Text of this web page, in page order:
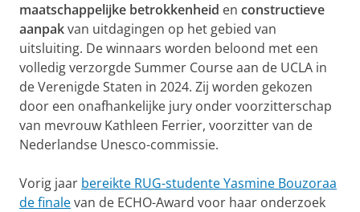
maatschappelijke betrokkenheid en constructieve
aanpakvan uitdagingen op het gebied van
uitsluiting. De winnaars worden beloond met een
volledig verzorgde Summer Course aan de UCLA in
de Verenigde Staten in 2024. Zij worden gekozen
door een onafhankelijke jury onder voorzitterschap
van mevrouw Kathleen Ferrier, voorzitter van de
Nederlandse Unesco-commissie.
Vorig jaar bereikte RUG-studente Yasmine Bouzoraa
de finalevan de ECHO-Award voor haar onderzoek